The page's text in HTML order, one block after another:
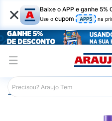
× Baixe o APP e ganhe 5%
Use o cupom APP5 na
Araujo Maquiagem